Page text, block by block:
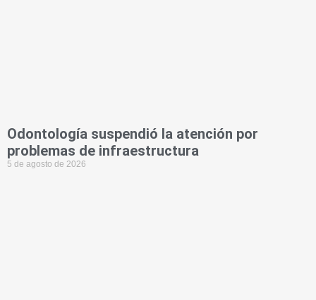
Odontología suspendió la atención por
problemas de infraestructura
5 de agosto de 2026